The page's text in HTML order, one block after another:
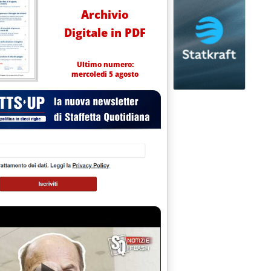
Archivio
Digitale in PDF
Ultimo numero:
mercoledì 5 agosto